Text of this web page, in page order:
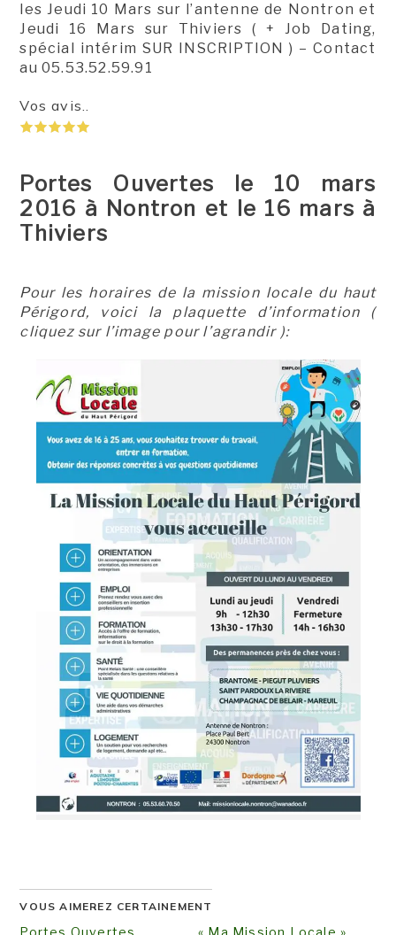
les Jeudi 10 Mars sur l’antenne de Nontron et
Jeudi 16 Mars sur Thiviers ( + Job Dating,
spécial intérim SUR INSCRIPTION ) – Contact
au 05.53.52.59.91
Vos avis..
Portes Ouvertes le 10 mars
2016 à Nontron et le 16 mars à
Thiviers
Pour les horaires de la mission locale du haut
Périgord, voici la plaquette d’information (
cliquez sur l’image pour l’agrandir ):
VOUS AIMEREZ CERTAINEMENT
Portes Ouvertes « Ma Mission Locale »